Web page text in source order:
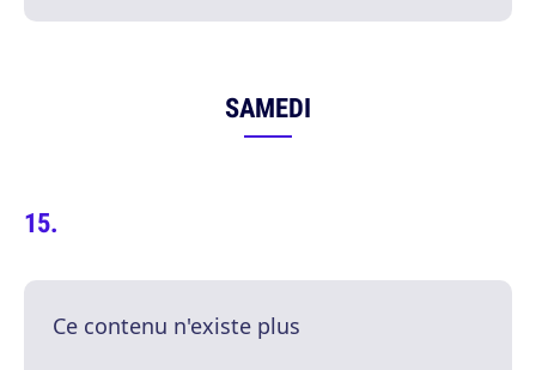
SAMEDI
Ce contenu n'existe plus